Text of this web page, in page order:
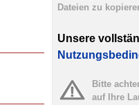
Dateien zu
Unsere
Bitte
auf Ihre